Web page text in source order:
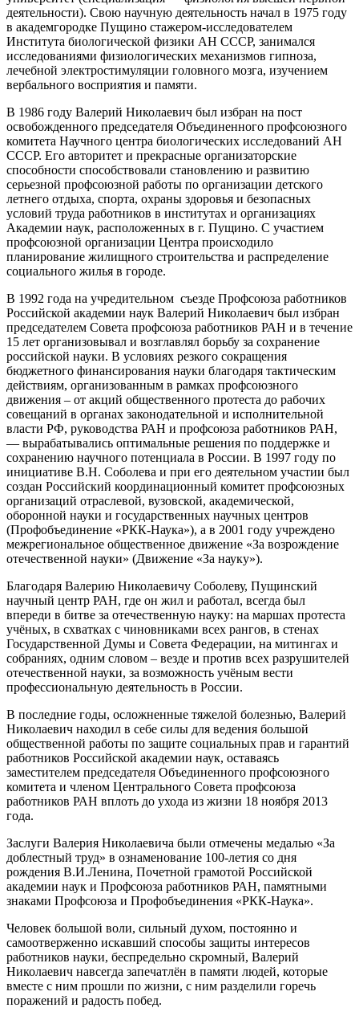
деятельности). Свою научную деятельность начал в 1975 году
в академгородке Пущино стажером-исследователем
Института биологической физики АН СССР, занимался
исследованиями физиологических механизмов гипноза,
лечебной электростимуляции головного мозга, изучением
вербального восприятия и памяти.
В 1986 году Валерий Николаевич был избран на пост
освобожденного председателя Объединенного профсоюзного
комитета Научного центра биологических исследований АН
СССР. Его авторитет и прекрасные организаторские
способности способствовали становлению и развитию
серьезной профсоюзной работы по организации детского
летнего отдыха, спорта, охраны здоровья и безопасных
условий труда работников в институтах и организациях
Академии наук, расположенных в г. Пущино. С участием
профсоюзной организации Центра происходило
планирование жилищного строительства и распределение
социального жилья в городе.
В 1992 года на учредительном съезде Профсоюза работников
Российской академии наук Валерий Николаевич был избран
председателем Совета профсоюза работников РАН и в течение
15 лет организовывал и возглавлял борьбу за сохранение
российской науки. В условиях резкого сокращения
бюджетного финансирования науки благодаря тактическим
действиям, организованным в рамках профсоюзного
движения – от акций общественного протеста до рабочих
совещаний в органах законодательной и исполнительной
власти РФ, руководства РАН и профсоюза работников РАН,
— вырабатывались оптимальные решения по поддержке и
сохранению научного потенциала в России. В 1997 году по
инициативе В.Н. Соболева и при его деятельном участии был
создан Российский координационный комитет профсоюзных
организаций отраслевой, вузовской, академической,
оборонной науки и государственных научных центров
(Профобъединение «РКК-Наука»), а в 2001 году учреждено
межрегиональное общественное движение «За возрождение
отечественной науки» (Движение «За науку»).
Благодаря Валерию Николаевичу Соболеву, Пущинский
научный центр РАН, где он жил и работал, всегда был
впереди в битве за отечественную науку: на маршах протеста
учёных, в схватках с чиновниками всех рангов, в стенах
Государственной Думы и Совета Федерации, на митингах и
собраниях, одним словом – везде и против всех разрушителей
отечественной науки, за возможность учёным вести
профессиональную деятельность в России.
В последние годы, осложненные тяжелой болезнью, Валерий
Николаевич находил в себе силы для ведения большой
общественной работы по защите социальных прав и гарантий
работников Российской академии наук, оставаясь
заместителем председателя Объединенного профсоюзного
комитета и членом Центрального Совета профсоюза
работников РАН вплоть до ухода из жизни 18 ноября 2013
года.
Заслуги Валерия Николаевича были отмечены медалью «За
доблестный труд» в ознаменование 100-летия со дня
рождения В.И.Ленина, Почетной грамотой Российской
академии наук и Профсоюза работников РАН, памятными
знаками Профсоюза и Профобъединения «РКК-Наука».
Человек большой воли, сильный духом, постоянно и
самоотверженно искавший способы защиты интересов
работников науки, беспредельно скромный, Валерий
Николаевич навсегда запечатлён в памяти людей, которые
вместе с ним прошли по жизни, с ним разделили горечь
поражений и радость побед.